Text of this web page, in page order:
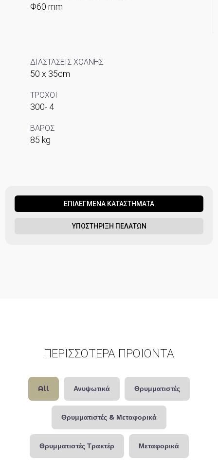
ΕΠΙΛΕΓΜΕΝΑ ΚΑΤΑΣΤΗΜΑΤΑ
ΥΠΟΣΤΗΡΙΞΗ ΠΕΛΑΤΩΝ
Φ60 mm
ΔΙΑΣΤΑΣΕΙΣ ΧΟΑΝΗΣ
50 x 35cm
ΤΡΟΧΟΙ
300- 4
ΒΑΡΟΣ
85 kg
ΠΕΡΙΣΣΟΤΕΡΑ ΠΡΟΙΟΝΤΑ
All Ανυψωτικά Θρυμματιστές
Θρυμματιστές & Μεταφορικά
Θρυμματιστές Τρακτέρ Μεταφορικά